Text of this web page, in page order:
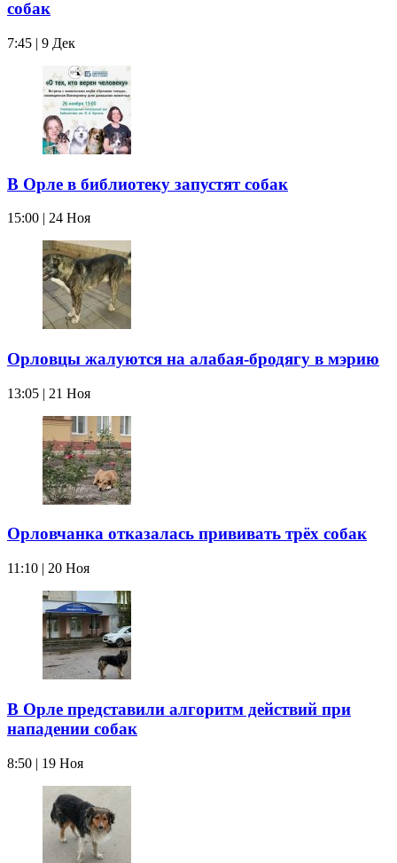
собак
7:45 | 9 Дек
В Орле в библиотеку запустят собак
15:00 | 24 Ноя
Орловцы жалуются на алабая-бродягу в мэрию
13:05 | 21 Ноя
Орловчанка отказалась прививать трёх собак
11:10 | 20 Ноя
В Орле представили алгоритм действий при
нападении собак
8:50 | 19 Ноя